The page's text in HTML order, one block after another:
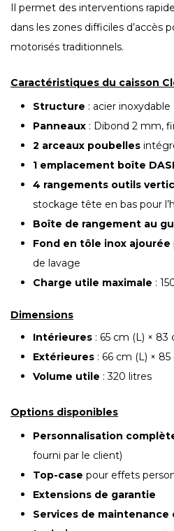
Il permet des interventions
dans les zones difficiles d’accès
motorisés traditionnels.
Caractéristiques du caisson
Structure : acier inoxydable
Panneaux : Dibond 2 mm,
2 arceaux poubelles
1 emplacement boîte
4 rangements outils
stockage tête en bas pour
Boîte de rangement au
Fond en tôle inox ajourée
de lavage
Charge utile maximale :
Dimensions
Intérieures : 65 cm (L) × 83
Extérieures : 66 cm (L) ×
Volume utile : 320 litres
Options disponibles
Personnalisation
fourni par le client)
Top-case pour effets
Extensions de garantie
Services de